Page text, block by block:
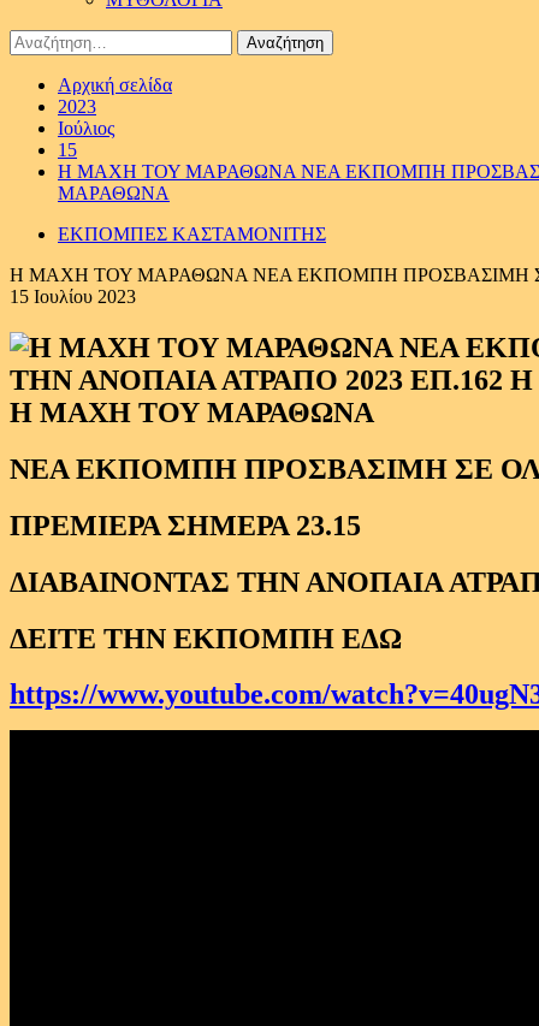
Αναζήτηση
για:
Αρχική σελίδα
2023
Ιούλιος
15
Η ΜΑΧΗ ΤΟΥ ΜΑΡΑΘΩΝΑ ΝΕΑ ΕΚΠΟΜΠΗ
ΜΑΡΑΘΩΝΑ
ΕΚΠΟΜΠΕΣ ΚΑΣΤΑΜΟΝΙΤΗΣ
Η ΜΑΧΗ ΤΟΥ ΜΑΡΑΘΩΝΑ ΝΕΑ ΕΚΠΟΜΠΗ ΠΡΟΣΒΑΣΙΜΗ
15 Ιουλίου 2023
Η ΜΑΧΗ ΤΟΥ ΜΑΡΑΘΩΝΑ
ΝΕΑ ΕΚΠΟΜΠΗ ΠΡΟΣΒΑΣΙΜΗ ΣΕ
ΠΡΕΜΙΕΡΑ ΣΗΜΕΡΑ 23.15
ΔΙΑΒΑΙΝΟΝΤΑΣ ΤΗΝ ΑΝΟΠΑΙΑ
ΔΕΙΤΕ ΤΗΝ ΕΚΠΟΜΠΗ ΕΔΩ
https://www.youtube.com/